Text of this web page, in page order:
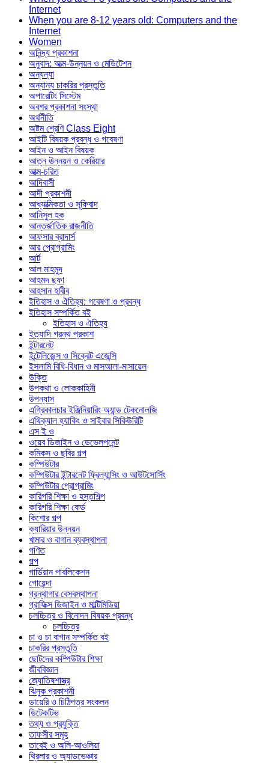
Internet
When you are 8-12 years old: Computers and the
Internet
Women
অনিন্দ্য প্রকাশনা
অনুবাদ: আত্ম-উন্নয়ন ও মেডিটেশন
অন্যন্যা
অন্যান্য চাকরির প্রস্তুতি
অপারেটিং সিস্টেম
অবশর প্রকাশনা সংস্থা
অর্থনীতি
অষ্টম শ্রেণি Class Eight
আইটি বিষয়ক প্রবন্ধ ও গবেষণা
আইন ও আইন বিষয়ক
আত্ন ঊন্নয়ন ও কেরিয়ার
আত্ম-চরিত
আদিবাসী
আদী প্রকাশনী
আধ্যাত্মিকতা ও সূফিবাদ
আনিসুল হক
আন্তর্জাতিক রাজনীতি
আফসার ব্রাদার্স
আর প্রোগ্রামিং
আর্ট
আল মাহমুদ
আহমদ ছফা
আহসান হাবীব
ইতিহাস ও ঐতিহ্য: গবেষণা ও প্রবন্ধ
ইতিহাস সম্পর্কিত বই
ইতিহাস ও ঐতিহ্য
ইত্যাদি গ্রন্থ প্রকাশ
ইন্টারনেট
ইন্টেলিজেন্স ও সিক্রেট এজেন্সি
ইসলামি বিধি-বিধান ও মাসআলা-মাসায়েল
উক্তি
উপকথা ও লোককাহিনী
উপন্যাস
এগ্রিকালচার ইঞ্জিনিয়ারিং অ্যান্ড টেকনোলজি
এথিক্যাল হ্যাকিং ও সাইবার সিকিউরিটি
এস ই ও
ওয়েব ডিজাইন ও ডেভেলপমেন্ট
কমিকস ও ছবির গল্প
কম্পিউটার
কম্পিউটার ইন্টারনেট ফ্রিল্যান্সিং ও আউটসোর্সিং
কম্পিউটার প্রোগ্রামিং
কারিগরি শিক্ষা ও হস্তশিল্প
কারিগরি শিক্ষা বোর্ড
কিশোর গল্প
ক্যারিয়ার উন্নয়ন
খামার ও বাগান ব্যবস্থাপনা
গণিত
গল্প
গার্ডিয়ান পাবলিকেশন
গোয়েন্দা
গ্রন্থাগার বেসবস্থাপনা
গ্রাফিক্স ডিজাইন ও মাল্টিমিডিয়া
চলচ্চিত্র ও বিনোদন বিষয়ক প্রবন্ধ
চলচ্চিত্র
চা ও চা বাগান সম্পর্কিত বই
চাকরির প্রস্তুতি
ছোটদের কম্পিউটার শিক্ষা
জীববিজ্ঞান
জ্যোতিষশাস্ত্র
ঝিনুক প্রকাশনী
ডায়েরি ও চিঠিপত্র সংকলন
ডিটেকটিভ
তথ্য ও প্রযুক্তি
তাফসীর সমূহ
তাবেই ও অলি-আওলিয়া
থ্রিলার ও অ্যাডভেঞ্চার